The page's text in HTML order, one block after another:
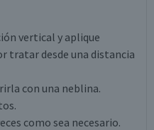
vertical y aplique
tratar desde una distancia
con una neblina.
como sea necesario.